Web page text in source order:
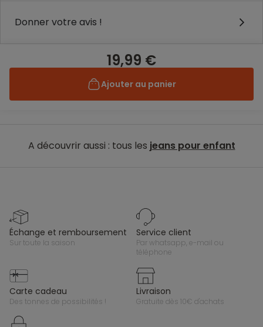
Donner votre avis !
19,99 €
Ajouter au panier
A découvrir aussi : tous les jeans pour enfant
échange et remboursement
sur toute la saison
service client
par whatsapp, e-mail ou
téléphone
carte cadeau
des tonnes de possibilités !
livraison
gratuite dès 10€ d'achats